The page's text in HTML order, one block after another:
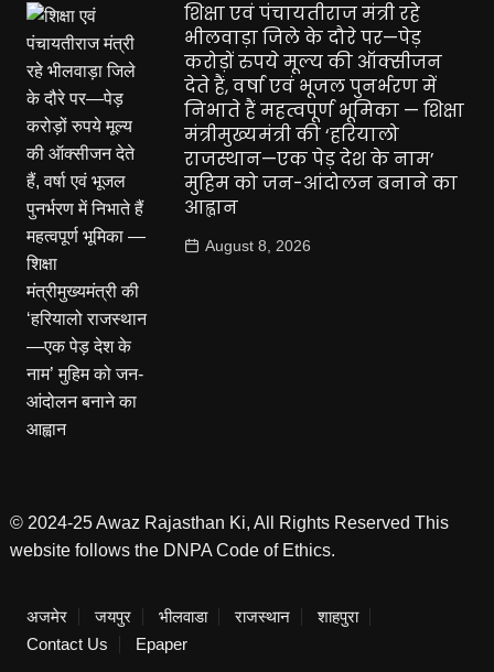
शिक्षा एवं पंचायतीराज मंत्री रहे
भीलवाड़ा जिले के दौरे पर—पेड़
करोड़ों रुपये मूल्य की ऑक्सीजन
देते हैं, वर्षा एवं भूजल पुनर्भरण में
निभाते हैं महत्वपूर्ण भूमिका — शिक्षा
मंत्रीमुख्यमंत्री की ‘हरियालो
राजस्थान—एक पेड़ देश के नाम’
मुहिम को जन-आंदोलन बनाने का
आह्वान
August 8, 2026
© 2024-25 Awaz Rajasthan Ki, All Rights Reserved This
website follows the DNPA Code of Ethics.
अजमेर जयपुर भीलवाडा राजस्थान
शाहपुरा
Contact Us
Epaper